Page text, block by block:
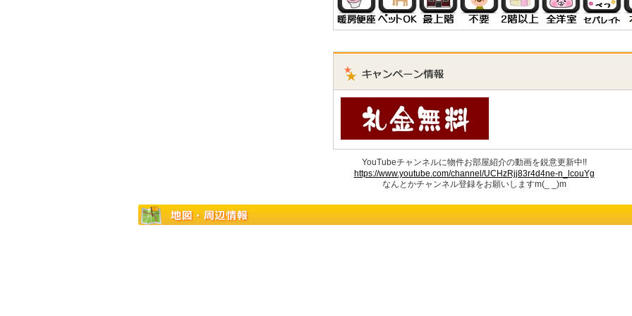
YouTubeチャンネルに物件お部屋紹介の動画を鋭意更新中!!
https://www.youtube.com/channel/UCHzRjj83r4d4ne-n_lcouYg
なんとかチャンネル登録をお願いしますm(_ _)m